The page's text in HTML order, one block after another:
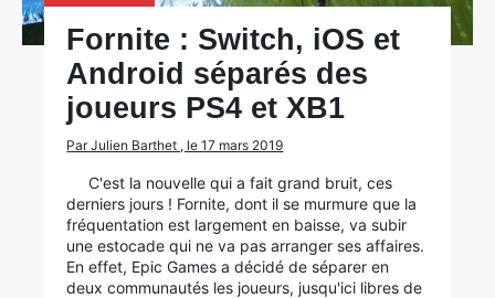
Fornite : Switch, iOS et
Android séparés des
joueurs PS4 et XB1
Par Julien Barthet , le 17 mars 2019
C'est la nouvelle qui a fait grand bruit, ces
derniers jours ! Fornite, dont il se murmure que la
fréquentation est largement en baisse, va subir
une estocade qui ne va pas arranger ses affaires.
En effet, Epic Games a décidé de séparer en
deux communautés les joueurs, jusqu'ici libres de